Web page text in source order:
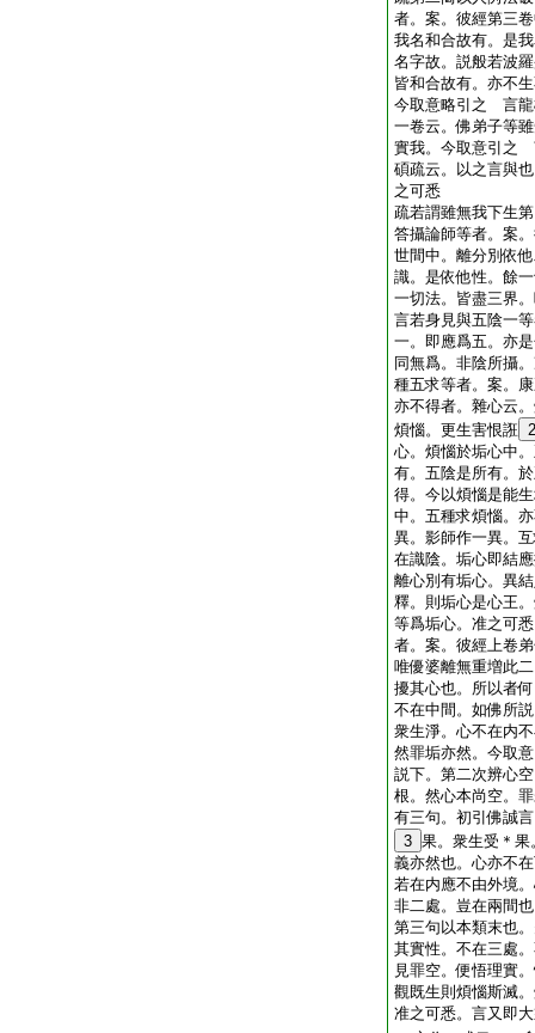
者。案。彼經第三
我名和合故有。是
名字故。説般若波
皆和合故有。亦不
今取意略引之 言龍
一卷云。佛弟子等
實我。今取意引之
碩疏云。以之言與
之可悉
疏若謂雖無我下生
答攝論師等者。案
世間中。離分別依
識。是依他性。餘
一切法。皆盡三界
言若身見與五陰一
一。即應爲五。亦
同無爲。非陰所攝
種五求等者。案。
亦不得者。雜心云
煩惱。更生害恨誑 2
心。煩惱於垢心中
有。五陰是所有。
得。今以煩惱是能
中。五種求煩惱。
異。影師作一異。
在識陰。垢心即結
離心別有垢心。異
釋。則垢心是心王
等爲垢心。准之可
者。案。彼經上卷
唯優婆離無重増此
擾其心也。所以者
不在中間。如佛所
衆生淨。心不在内
然罪垢亦然。今取
説下。第二次辨心
根。然心本尚空。
有三句。初引佛誠
3 果。衆生受＊
義亦然也。心亦不
若在内應不由外境
非二處。豈在兩間
第三句以本類末也
其實性。不在三處
見罪空。便悟理實
觀既生則煩惱斯滅
准之可悉。言又即